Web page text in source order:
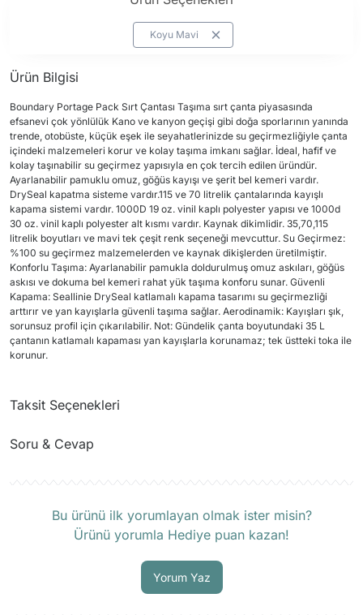
Koyu Mavi
Ürün Bilgisi
Boundary Portage Pack Sırt Çantası Taşıma sırt çanta piyasasında
efsanevi çok yönlülük Kano ve kanyon geçişi gibi doğa sporlarının yanında
trende, otobüste, küçük eşek ile seyahatlerinizde su geçirmezliğiyle çanta
içindeki malzemeleri korur ve kolay taşıma imkanı sağlar. İdeal, hafif ve
kolay taşınabilir su geçirmez yapısıyla en çok tercih edilen üründür.
Ayarlanabilir pamuklu omuz, göğüs kayışı ve şerit bel kemeri vardır.
DrySeal kapatma sisteme vardır.115 ve 70 litrelik çantalarında kayışlı
kapama sistemi vardır. 1000D 19 oz. vinil kaplı polyester yapısı ve 1000d
30 oz. vinil kaplı polyester alt kısmı vardır. Kaynak dikimlidir. 35,70,115
litrelik boyutları ve mavi tek çeşit renk seçeneği mevcuttur. Su Geçirmez:
%100 su geçirmez malzemelerden ve kaynak dikişlerden üretilmiştir.
Konforlu Taşıma: Ayarlanabilir pamukla doldurulmuş omuz askıları, göğüs
askısı ve dokuma bel kemeri rahat yük taşıma konforu sunar. Güvenli
Kapama: Seallinie DrySeal katlamalı kapama tasarımı su geçirmezliği
arttırır ve yan kayışlarla güvenli taşıma sağlar. Aerodinamik: Kayışları şık,
sorunsuz profil için çıkarılabilir. Not: Gündelik çanta boyutundaki 35 L
çantanın katlamalı kapaması yan kayışlarla korunamaz; tek üstteki toka ile
korunur.
Taksit Seçenekleri
Soru & Cevap
Bu ürünü ilk yorumlayan olmak ister misin?
Ürünü yorumla Hediye puan kazan!
Yorum Yaz